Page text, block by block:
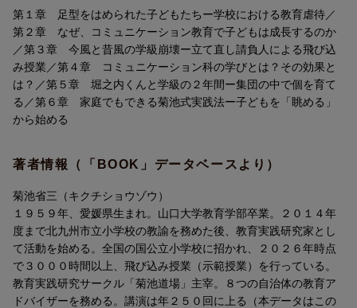
本書では、公立小学校の現状を知っていただき、その解決策とし
て荒れた子どもたちを変えてきた菊池先生のコミュニケーション
教育を紹介。たとえば学習意欲は、型にはめなくても、子どもの
内面が成長すれば増すことがよくわかります。
保護者のみなさんにとっても、子育てについての認識が180度変わ
る「ほめ方」や「叱り方」「語彙の増やし方」「考える力のつけ
方」など、子どもを社会に送り出すために、家庭でできる実践法
第1章 足型をはめられた子どもたちーー学校における教育虐待
第3章 今風と昔風の学級崩壊ーー立て直し請負人による飛び込み
授業
第4章 コミュニケーション科の学びとは？ その効果とは？
第5章 堀之内くんと学級の2年間ーー集団の中で個を育てる
第6章 家庭でもできる菊池式実践法ーー子どもを「眺める」から
始める
第１章 足型をはめられた子どもたちー学校における教育虐待／
第２章 なぜ、コミュニケーション教育で子どもは成長するのか
／第３章 今風と昔風の学級崩壊ー立て直し請負人による飛び込
み授業／第４章 コミュニケーション科の学びとは？その効果と
は？／第５章 堀之内くんと学級の２年間ー集団の中で個を育て
る／第６章 家庭でもできる菊池式実践法ー子どもを「眺める」
から始める
著者情報（「BOOK」データベースより）
菊池省三（キクチショウゾウ）
１９５９年、愛媛県生まれ。山口大学教育学部卒業。２０１４年
度まで北九州市立小学校の教諭を務めた後、教育実践研究家とし
て活動を始める。全国の国公立小学校に招かれ、２０２６年時点
で３０００時間以上、飛び込み授業（示範授業）を行っている。
教育実践研究サークル「菊池道場」主宰。８つの自治体の教育ア
ドバイザーを務める。講演は年２５０回に上る（本データはこの